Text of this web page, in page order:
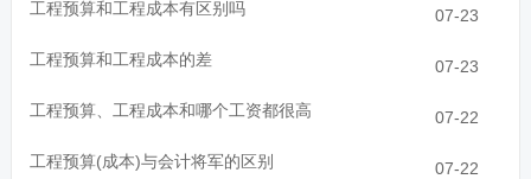
工程预算和工程成本有区别吗 07-23
工程预算和工程成本的差 07-23
工程预算、工程成本和哪个工资都很高 07-22
工程预算(成本)与会计将军的区别 07-22